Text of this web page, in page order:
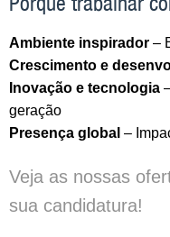
Ambiente inspirador –
Crescimento e
Inovação e tecnologia
geração
Presença global –
Veja as nossas
sua candidatura!